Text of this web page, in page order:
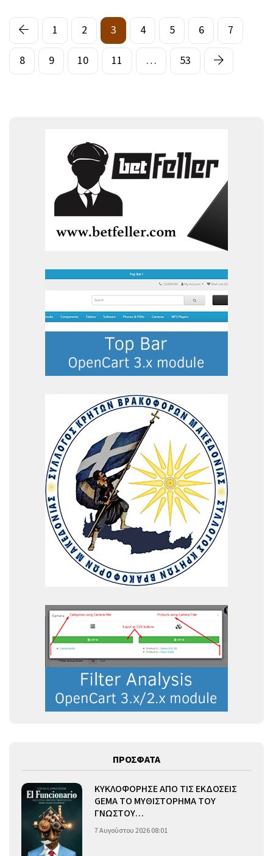
1 2 3 4 5 6
7
8
9 10 11 … 53
ΠΡΟΣΦΑΤΑ
ΚΥΚΛΟΦΟΡΗΣΕ ΑΠΟ ΤΙΣ ΕΚΔΟΣΕΙΣ
GEMA ΤΟ ΜΥΘΙΣΤΟΡΗΜΑ ΤΟΥ
ΓΝΩΣΤΟΥ…
7 Αυγούστου 2026 08:01